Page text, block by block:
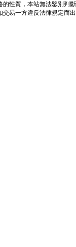
性質，本站無法鑒別
易一方違反法律規定